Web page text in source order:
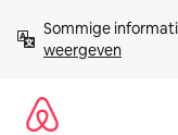
direct
naar
Sommige
weergeven